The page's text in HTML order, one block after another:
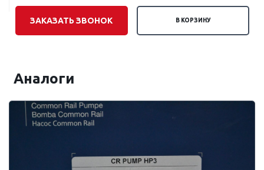
ЗАКАЗАТЬ ЗВОНОК В КОРЗИНУ
Аналоги